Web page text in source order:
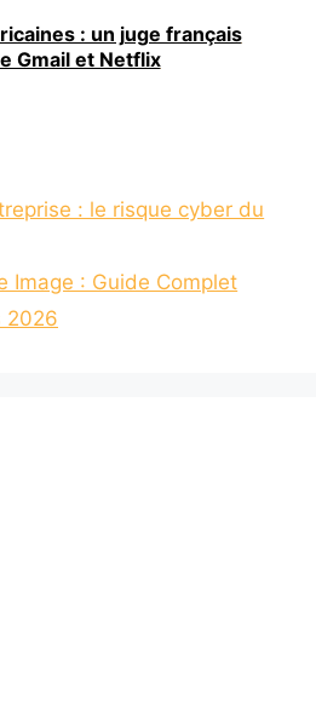
: un juge français
Gmail et Netflix
: le risque cyber du
Image : Guide Complet
2026